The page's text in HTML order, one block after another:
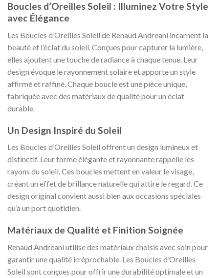
Boucles d’Oreilles Soleil : Illuminez Votre Style
avec Élégance
Les Boucles d’Oreilles Soleil de Renaud Andreani incarnent la
beauté et l’éclat du soleil. Conçues pour capturer la lumière,
elles ajoutent une touche de radiance à chaque tenue. Leur
design évoque le rayonnement solaire et apporte un style
affirmé et raffiné. Chaque boucle est une pièce unique,
fabriquée avec des matériaux de qualité pour un éclat
durable.
Un Design Inspiré du Soleil
Les Boucles d’Oreilles Soleil offrent un design lumineux et
distinctif. Leur forme élégante et rayonnante rappelle les
rayons du soleil. Ces boucles mettent en valeur le visage,
créant un effet de brillance naturelle qui attire le regard. Ce
design original convient aussi bien aux occasions spéciales
qu’à un port quotidien.
Matériaux de Qualité et Finition Soignée
Renaud Andreani utilise des matériaux choisis avec soin pour
garantir une qualité irréprochable. Les Boucles d’Oreilles
Soleil sont conçues pour offrir une durabilité optimale et un